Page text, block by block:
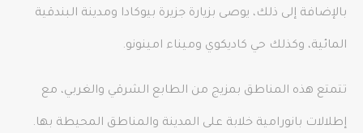
بالإضافة إلى ذلك، يوصى بزيارة جزيرة بيوكادا ومدينة البندقية
المائية، وكذلك حي كاديكوي وميناء امينونو.
تتمتع هذه المناطق بمزيج من الطابع الشرقي والغربي، مع
إطلالات بانورامية خلابة على المدينة والمناطق المحيطة بها.